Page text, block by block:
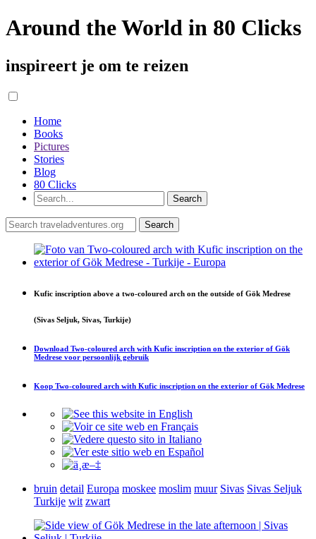
Around the World in 80 Clicks
inspireert je om te reizen
Home
Books
Pictures
Stories
Blog
80 Clicks
Kufic inscription above a two-coloured arch on the outside of Gök Medrese
(Sivas Seljuk, Sivas, Turkije)
Download Two-coloured arch with Kufic inscription on the exterior of Gök
Medrese voor persoonlijk gebruik
Koop Two-coloured arch with Kufic inscription on the exterior of Gök Medrese
bruin detail Europa moskee moslim muur Sivas Sivas Seljuk
Turkije wit zwart